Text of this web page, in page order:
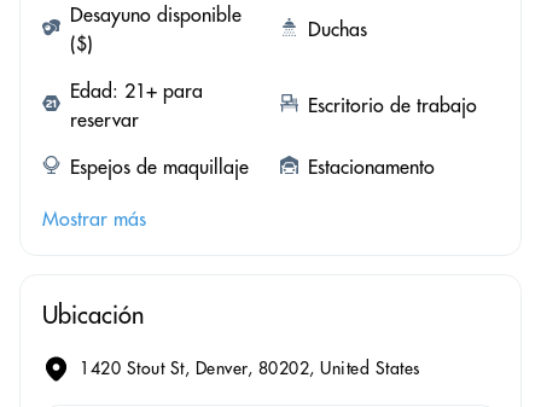
Desayuno disponible
($)
Duchas
Edad: 21+ para
reservar
Escritorio de trabajo
Espejos de maquillaje Estacionamento
Mostrar más
Ubicación
1420 Stout St, Denver, 80202, United States